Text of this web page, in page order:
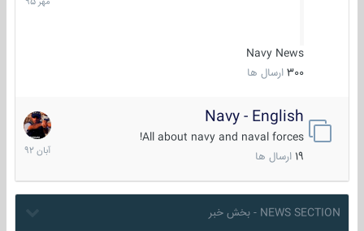
Navy News
300 ارسال ها
Navy - English
All about navy and naval forces!
ارسال ها
22
آبان
1392
NEWS SECTION - بخش خبر